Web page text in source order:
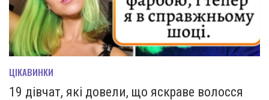
ЦІКАВИНКИ
19 дівчат, які довели, що яскраве волосся